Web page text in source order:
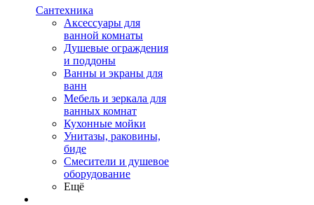
Сантехника
Аксессуары для
ванной комнаты
Душевые ограждения
и поддоны
Ванны и экраны для
ванн
Мебель и зеркала для
ванных комнат
Кухонные мойки
Унитазы, раковины,
биде
Смесители и душевое
оборудование
Ещё